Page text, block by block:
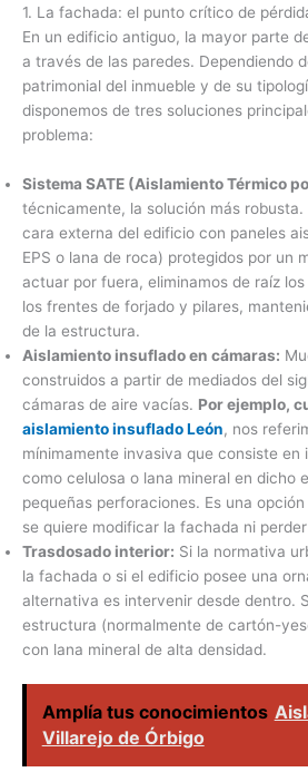
1. La fachada: el punto crítico de
En un edificio antiguo, la mayor parte
a través de las paredes. Dependiendo
patrimonial del inmueble y de su
disponemos de tres soluciones
problema:
Sistema SATE (Aislamiento Térmico
técnicamente, la solución más
cara externa del edificio con paneles
EPS o lana de roca) protegidos por un
actuar por fuera, eliminamos de raíz
los frentes de forjado y pilares,
de la estructura.
Aislamiento insuflado en cámaras:
construidos a partir de mediados del
cámaras de aire vacías. Por ejemplo,
aislamiento insuflado León, nos
mínimamente invasiva que consiste en
como celulosa o lana mineral en dicho
pequeñas perforaciones. Es una
se quiere modificar la fachada ni
Trasdosado interior: Si la normativa
la fachada o si el edificio posee una
alternativa es intervenir desde dentro.
estructura (normalmente de cartón-
con lana mineral de alta densidad.
Amplía tus conocimientos
Villarejo de Órbigo